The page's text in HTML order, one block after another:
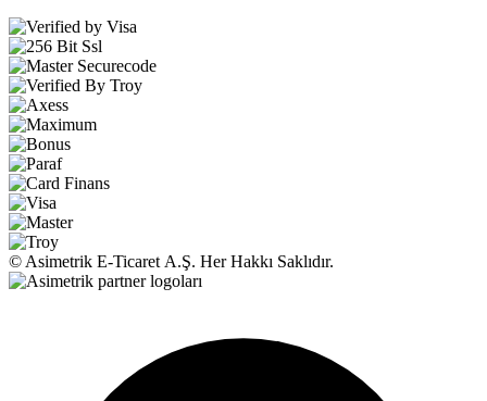
© Asimetrik E‑Ticaret A.Ş. Her Hakkı Saklıdır.